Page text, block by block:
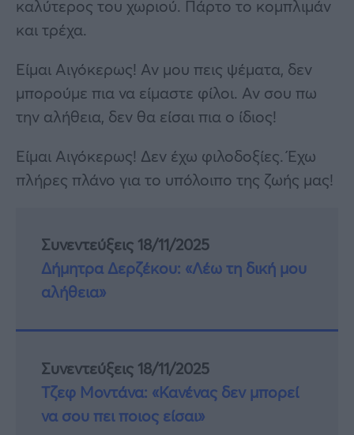
καλύτερος του χωριού. Πάρτο το κομπλιμάν
και τρέχα.
Είμαι Αιγόκερως! Αν μου πεις ψέματα, δεν
μπορούμε πια να είμαστε φίλοι. Αν σου πω
την αλήθεια, δεν θα είσαι πια ο ίδιος!
Είμαι Αιγόκερως! Δεν έχω φιλοδοξίες. Έχω
πλήρες πλάνο για το υπόλοιπο της ζωής μας!
Συνεντεύξεις 18/11/2025
Δήμητρα Δερζέκου: «Λέω τη δική μου
αλήθεια»
Συνεντεύξεις 18/11/2025
Τζεφ Μοντάνα: «Κανένας δεν μπορεί
να σου πει ποιος είσαι»